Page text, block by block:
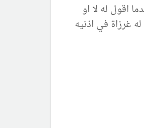
اقول له لا او